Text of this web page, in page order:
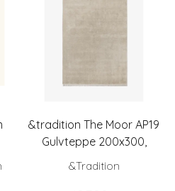
&tradition The Moor AP19
Gulvteppe 200x300,
Beige Dew
&Tradition